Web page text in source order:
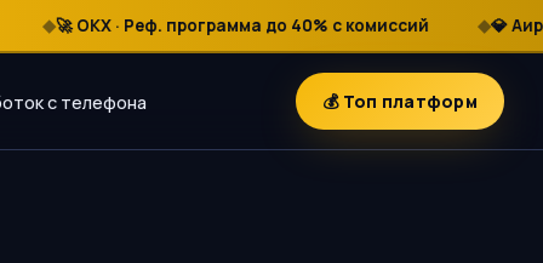
🚀 OKX · Реф. программа до 40% с комиссий 💎
с телефона 💰 Топ платформ